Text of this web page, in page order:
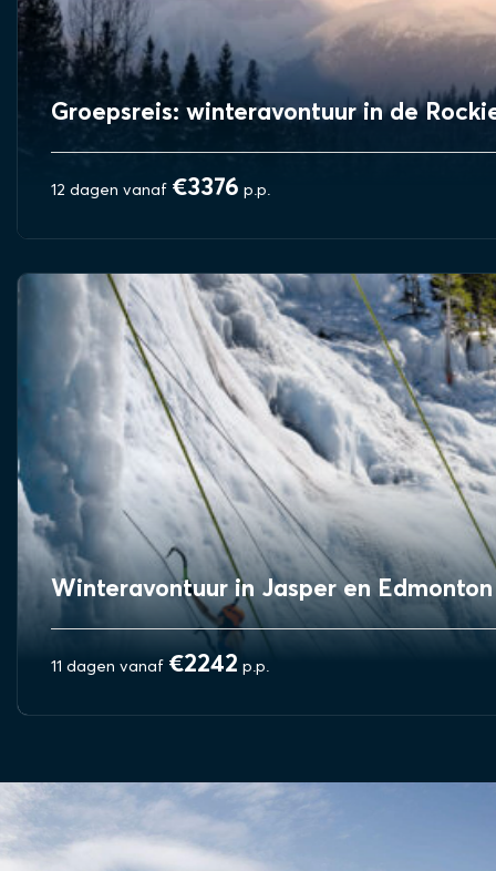
Groepsreis: winteravontuur in de
12 dagen vanaf €3376 p.p.
BEKIJK REIS
Winteravontuur in Jasper en Edmonton
11 dagen vanaf €2242 p.p.